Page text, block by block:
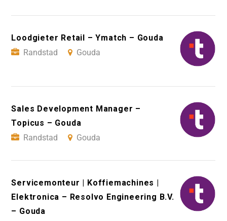
Loodgieter Retail – Ymatch – Gouda
Randstad
Gouda
Sales Development Manager –
Topicus – Gouda
Randstad
Gouda
Servicemonteur | Koffiemachines |
Elektronica – Resolvo Engineering B.V.
– Gouda